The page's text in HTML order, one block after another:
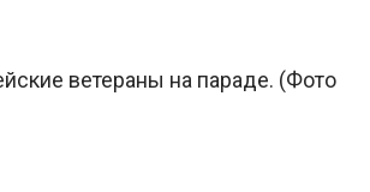
ветераны на параде. (Фото